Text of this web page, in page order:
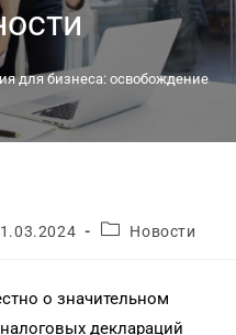
для бизнеса: освобождение от
Новости
о значительном
деклараций